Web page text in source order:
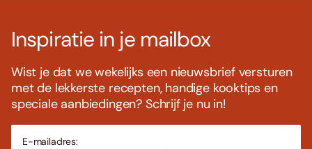
Inspiratie in je mailbox
Wist je dat we wekelijks een nieuwsbrief versturen
met de lekkerste recepten, handige kooktips en
speciale aanbiedingen? Schrijf je nu in!
E-mailadres: